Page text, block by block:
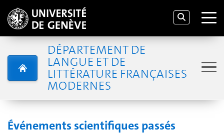
DÉPARTEMENT DE
LANGUE ET DE
LITTÉRATURE FRANÇAISES
MODERNES
Événements scientifiques passés